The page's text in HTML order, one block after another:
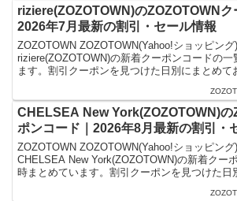
riziere(ZOZOTOWN)のZOZOTOWNク
2026年7月最新の割引・セール情報
ZOZOTOWN ZOZOTOWN(Yahoo!ショッピン
riziere(ZOZOTOWN)の新着クーポンコードの
ます。割引クーポンを見つけた日別にまとめて
CHELSEA New York(ZOZOTOWN)の
ポンコード｜2026年8月最新の割引・
ZOZOTOWN ZOZOTOWN(Yahoo!ショッピン
CHELSEA New York(ZOZOTOWN)の新着クー
時まとめています。割引クーポンを見つけた日